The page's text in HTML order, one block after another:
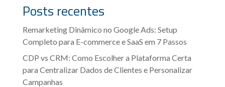
Posts recentes
Remarketing Dinâmico no Google Ads: Setup
Completo para E-commerce e SaaS em 7 Passos
CDP vs CRM: Como Escolher a Plataforma Certa
para Centralizar Dados de Clientes e Personalizar
Campanhas